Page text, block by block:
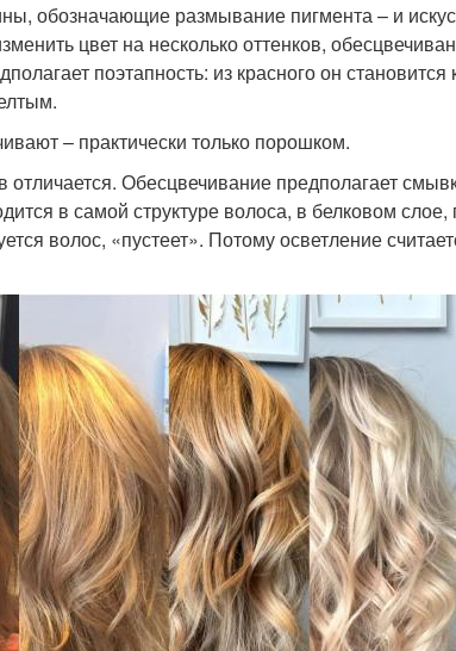
обозначающие размывание пигмента – и
цвет на несколько оттенков,
поэтапность: из красного он
– практически только порошком.
Обесцвечивание предполагает
в самой структуре волоса, в белковом слое,
волос, «пустеет». Потому осветление